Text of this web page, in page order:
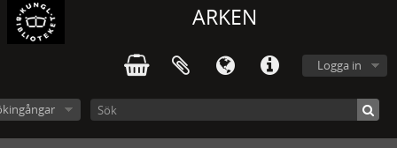
ARKEN
Logga in